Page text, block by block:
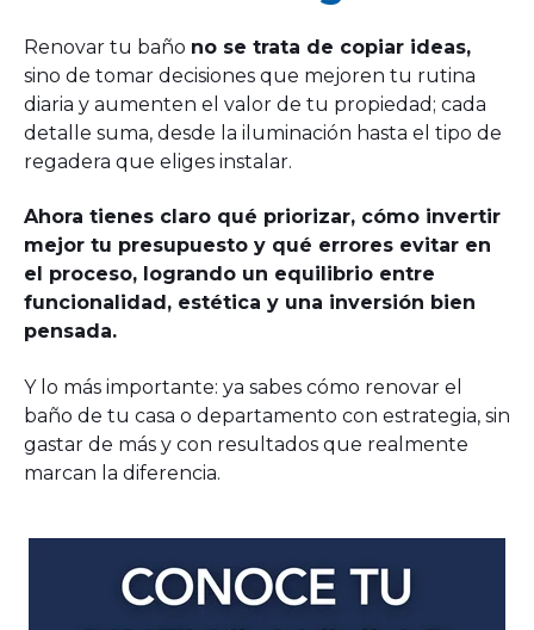
Renovar tu baño no se trata de copiar ideas,
sino de tomar decisiones que mejoren tu rutina
diaria y aumenten el valor de tu propiedad; cada
detalle suma, desde la iluminación hasta el tipo de
regadera que eliges instalar.
Ahora tienes claro qué priorizar, cómo invertir
mejor tu presupuesto y qué errores evitar en
el proceso, logrando un equilibrio entre
funcionalidad, estética y una inversión bien
pensada.
Y lo más importante: ya sabes cómo renovar el
baño de tu casa o departamento con estrategia, sin
gastar de más y con resultados que realmente
marcan la diferencia.